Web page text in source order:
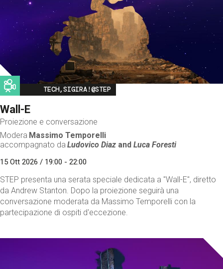
Image
TECH,SIGIRA!@STEP
Wall-E
Proiezione e conversazione
Modera Massimo Temporelli
accompagnato da Ludovico Diaz andLuca Foresti
15 Ott 2026 / 19:00 - 22:00
STEP presenta una serata speciale dedicata a "Wall-E", diretto
da Andrew Stanton. Dopo la proiezione seguirà una
conversazione moderata da Massimo Temporelli con la
partecipazione di ospiti d'eccezione.